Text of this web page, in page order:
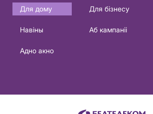
Основная
навигация
Для дому Для бізнесу
Навіны
Аб кампаніі
Адно акно